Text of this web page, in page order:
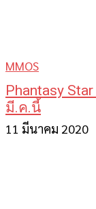
MMOS
Phantasy
มี.ค.นี้
11 มีนาคม 2020